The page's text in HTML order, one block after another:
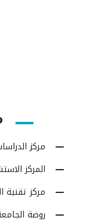
مركز
المركز
مركز تقنية
روضة